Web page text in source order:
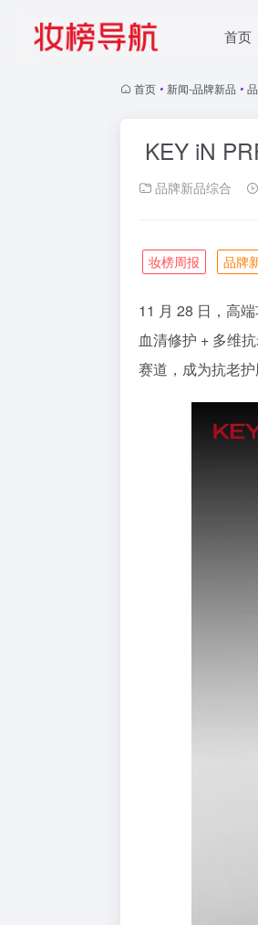
首页
首页 • 新闻-品牌新品 •
KEY iN
品牌新品综合
妆榜周报 品牌
11 月 28 日，高
血清修护 + 多维
赛道，成为抗老护